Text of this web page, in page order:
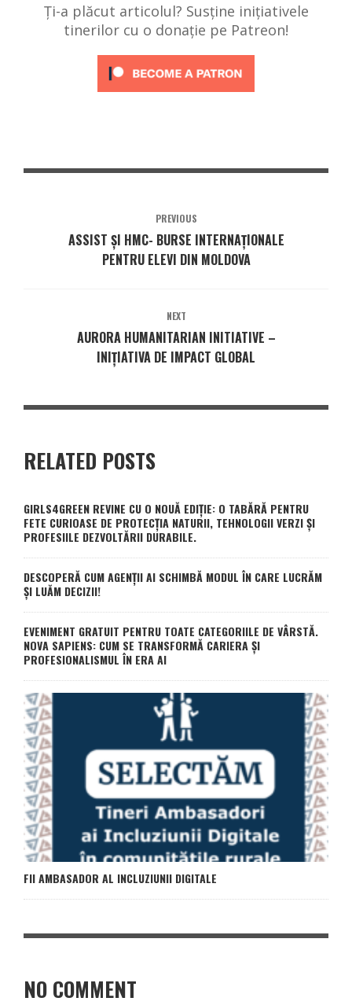
Ți-a plăcut articolul? Susține inițiativele
tinerilor cu o donație pe Patreon!
PREVIOUS
ASSIST ȘI HMC- BURSE INTERNAȚIONALE
PENTRU ELEVI DIN MOLDOVA
NEXT
AURORA HUMANITARIAN INITIATIVE –
INIȚIATIVA DE IMPACT GLOBAL
RELATED POSTS
GIRLS4GREEN REVINE CU O NOUĂ EDIȚIE: O TABĂRĂ PENTRU
FETE CURIOASE DE PROTECȚIA NATURII, TEHNOLOGII VERZI ȘI
PROFESIILE DEZVOLTĂRII DURABILE.
DESCOPERĂ CUM AGENȚII AI SCHIMBĂ MODUL ÎN CARE LUCRĂM
ȘI LUĂM DECIZII!
EVENIMENT GRATUIT PENTRU TOATE CATEGORIILE DE VÂRSTĂ.
NOVA SAPIENS: CUM SE TRANSFORMĂ CARIERA ȘI
PROFESIONALISMUL ÎN ERA AI
FII AMBASADOR AL INCLUZIUNII DIGITALE
NO COMMENT